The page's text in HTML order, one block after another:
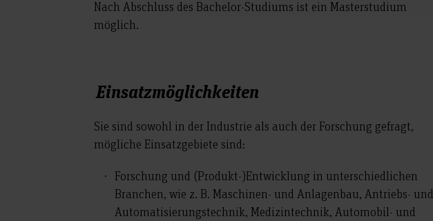
Nach Abschluss des Bachelor-Studiums ist ein Masterstudium
möglich.
Einsatzmöglichkeiten
Sie sind sowohl in der Industrie als auch der Forschung gefragt,
mögliche Einsatzgebiete sind:
Forschung und (Produkt-)Entwicklung in unterschiedlichen
Branchen, wie z. B. Maschinen- und Anlagenbau, Antriebs- und
Automatisierungstechnik, Medizintechnik, Automobil- und